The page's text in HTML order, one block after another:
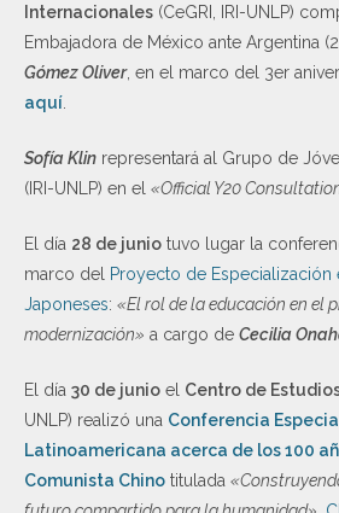
Internacionales (CeGRI, IRI-UNLP)
Embajadora de México ante Argentina
Gómez Oliver, en el marco del 3er
aquí
Sofía Klin representará al Grupo de
(IRI-UNLP) en el «Official Y20
El día 28 de junio tuvo lugar la
marco del
Proyecto de Especialización
Japoneses: «El rol de la educación en el
modernización» a cargo de Cecilia
El día 30 de junio el Centro de
UNLP) realizó una Conferencia
Latinoamericana acerca de los 100
Comunista Chino titulada